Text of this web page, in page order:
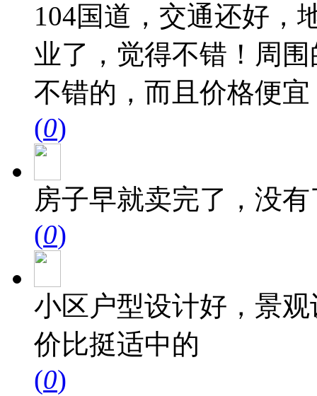
104国道，交通还好，
业了，觉得不错！周
不错的，而且价格便
(0)
房子早就卖完了，没有
(0)
小区户型设计好，景
价比挺适中的
(0)